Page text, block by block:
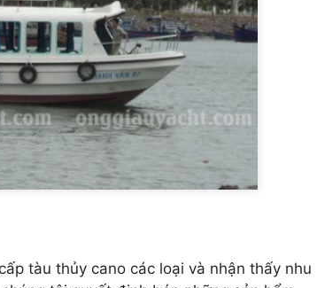
tàu thủy cano các loại và nhận thấy nhu